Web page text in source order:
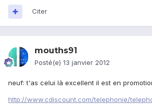
Citer
mouths91
Posté(e) 13 janvier 2012
neuf: t'as celui là excellent il est en
http://www.cdiscount.com/telephonie/